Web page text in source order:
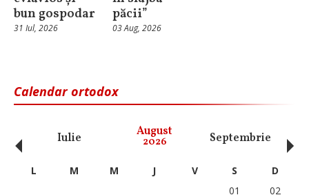
bun gospodar
31 Iul, 2026
păcii”
03 Aug, 2026
Calendar ortodox
Iulie August
2026 Septembrie
‹ L M M J V S
D
01
02